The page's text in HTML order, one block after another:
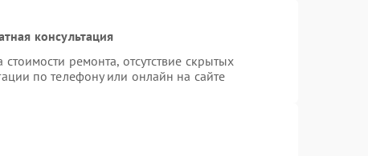
консультация
ремонта, отсутствие скрытых
по телефону или онлайн на сайте